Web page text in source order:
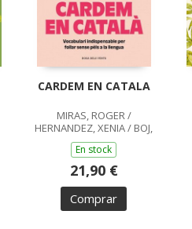
CARDEM EN CATALA
MIRAS, ROGER /
HERNANDEZ, XENIA / BOJ,
LAURA
En stock
21,90 €
Comprar